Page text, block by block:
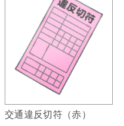
交通違反切符（赤）